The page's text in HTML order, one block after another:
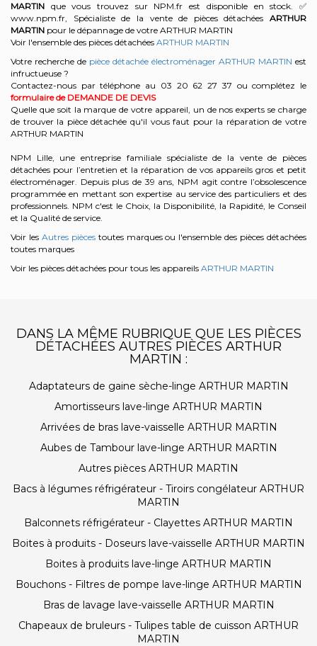
MARTIN que vous trouvez sur NPM.fr est disponible en stock. ✅
www.npm.fr, Spécialiste de la vente de pièces détachées ARTHUR
MARTIN pour le dépannage de votre ARTHUR MARTIN
Voir l'ensemble des pièces détachées ARTHUR MARTIN
Votre recherche de pièce détachée électroménager ARTHUR MARTIN est
infructueuse ?
Contactez-nous par téléphone au 03 20 62 27 37 ou complétez le
formulaire de DEMANDE DE DEVIS
Quelle que soit la marque de votre appareil, un de nos experts se charge
de trouver la pièce détachée qu'il vous faut pour la réparation de votre
ARTHUR MARTIN
NPM Lille, une entreprise familiale spécialiste de la vente de pièces
détachées pour l’entretien et la réparation de vos appareils gros et petit
électroménager. Depuis plus de 39 ans, NPM agit contre l’obsolescence
programmée en mettant son expertise au service des particuliers et des
professionnels. NPM c'est le Choix, la Disponibilité, la Rapidité, le Conseil
et la Qualité de service.
Voir les Autres piècestoutes marques ou l'ensemble des pièces détachées
toutes marques
Voir les pièces détachées pour tous les appareils ARTHUR MARTIN
DANS LA MÊME RUBRIQUE QUE LES PIÈCES
DÉTACHÉES AUTRES PIÈCES ARTHUR
MARTIN :
Adaptateurs de gaine sèche-linge ARTHUR MARTIN
Amortisseurs lave-linge ARTHUR MARTIN
Arrivées de bras lave-vaisselle ARTHUR MARTIN
Aubes de Tambour lave-linge ARTHUR MARTIN
Autres pièces ARTHUR MARTIN
Bacs à légumes réfrigérateur - Tiroirs congélateur ARTHUR
MARTIN
Balconnets réfrigérateur - Clayettes ARTHUR MARTIN
Boites à produits - Doseurs lave-vaisselle ARTHUR MARTIN
Boites à produits lave-linge ARTHUR MARTIN
Bouchons - Filtres de pompe lave-linge ARTHUR MARTIN
Bras de lavage lave-vaisselle ARTHUR MARTIN
Chapeaux de bruleurs - Tulipes table de cuisson ARTHUR
MARTIN